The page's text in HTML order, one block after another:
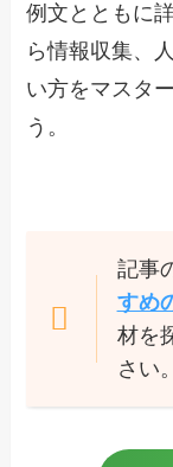
例文とともに
ら情報収集、
い方をマスタ
う。
記事
すめ
材を
さい。